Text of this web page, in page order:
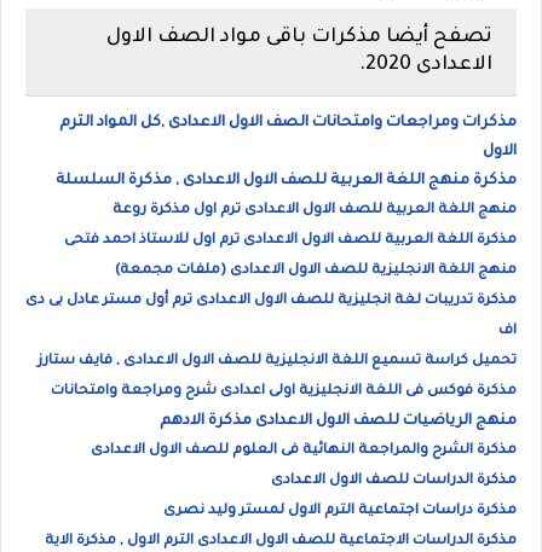
تصفح أيضا مذكرات باقى مواد الصف الاول
الاعدادى 2020.
مذكرات ومراجعات وامتحانات الصف الاول الاعدادى ,كل المواد الترم
الاول
مذكرة منهج اللغة العربية للصف الاول الاعدادى , مذكرة السلسلة
منهج اللغة العربية للصف الاول الاعدادى ترم اول مذكرة روعة
مذكرة اللغة العربية للصف الاول الاعدادى ترم اول للاستاذ احمد فتحى
منهج اللغة الانجليزية للصف الاول الاعدادى (ملفات مجمعة)
مذكرة تدريبات لغة انجليزية للصف الاول الاعدادى ترم أول مستر عادل بى دى
اف
تحميل كراسة تسميع اللغة الانجليزية للصف الاول الاعدادى , فايف ستارز
مذكرة فوكس فى اللغة الانجليزية اولى اعدادى شرح ومراجعة وامتحانات
منهج الرياضيات للصف الاول الاعدادى مذكرة الادهم
مذكرة الشرح والمراجعة النهائية فى العلوم للصف الاول الاعدادى
مذكرة الدراسات للصف الاول الاعدادى
مذكرة دراسات اجتماعية الترم الاول لمستر وليد نصرى
مذكرة الدراسات الاجتماعية للصف الاول الاعدادى الترم الاول , مذكرة الاية